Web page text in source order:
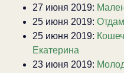
27 июня 2019:
25 июня 2019:
25 июня 2019:
Екатерина
23 июня 2019: